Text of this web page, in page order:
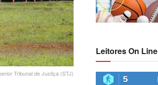
Tribunal de Justiça (STJ)
Leitores On Line
5